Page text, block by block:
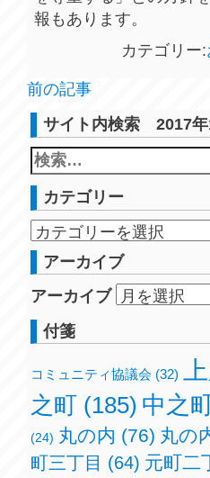
報もあります。
カテゴリー:
前の記事
サイト内検索 2017年
カテゴリー
アーカイブ
アーカイブ
付箋
コミュニティ協議会 (32) 上
之町(185) 中之
(24) 丸の内 (76) 丸の
町三丁目 (64) 元町二